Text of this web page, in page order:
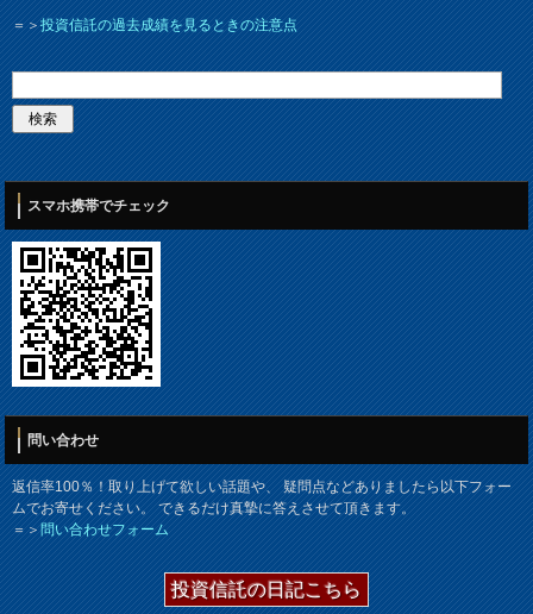
＝＞投資信託の過去成績を見るときの注意点
スマホ携帯でチェック
問い合わせ
返信率100％！取り上げて欲しい話題や、 疑問点などありましたら以下フォー
ムでお寄せください。 できるだけ真摯に答えさせて頂きます。
＝＞問い合わせフォーム
投資信託の日記こちら